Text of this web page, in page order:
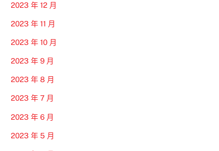
2023 年 12 月
2023 年 11 月
2023 年 10 月
2023 年 9 月
2023 年 8 月
2023 年 7 月
2023 年 6 月
2023 年 5 月